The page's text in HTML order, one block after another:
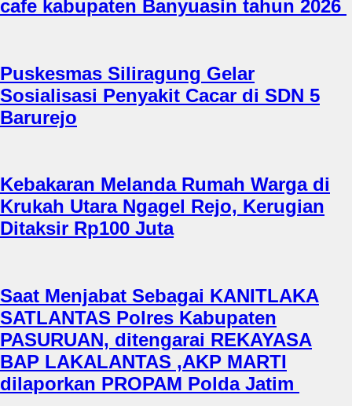
cafe kabupaten Banyuasin tahun 2026
Puskesmas Siliragung Gelar
Sosialisasi Penyakit Cacar di SDN 5
Barurejo
Kebakaran Melanda Rumah Warga di
Krukah Utara Ngagel Rejo, Kerugian
Ditaksir Rp100 Juta
Saat Menjabat Sebagai KANITLAKA
SATLANTAS Polres Kabupaten
PASURUAN, ditengarai REKAYASA
BAP LAKALANTAS ,AKP MARTI
dilaporkan PROPAM Polda Jatim